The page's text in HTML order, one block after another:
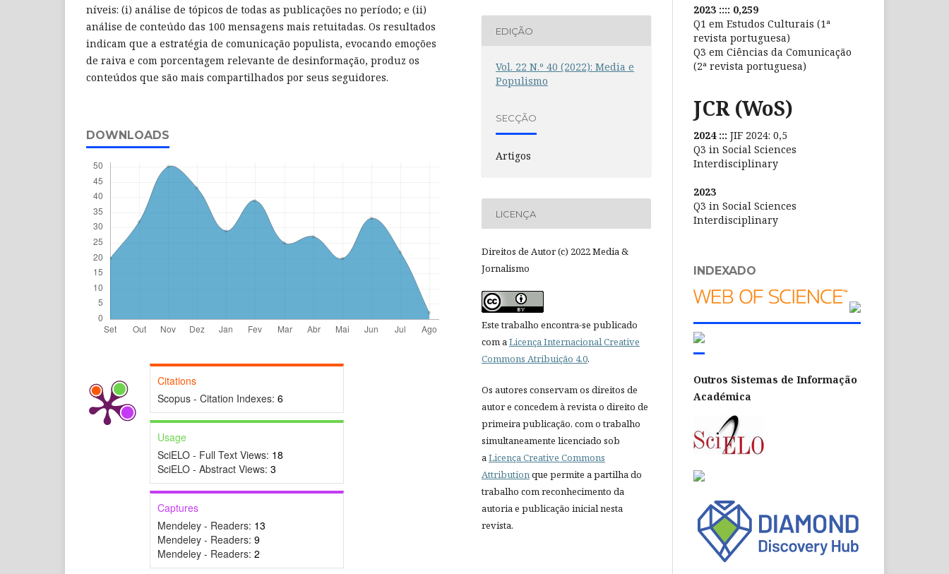
níveis: (i) análise de tópicos de todas as publicações no período; e (ii)
análise de conteúdo das 100 mensagens mais retuitadas. Os resultados
indicam que a estratégia de comunicação populista, evocando emoções
de raiva e com porcentagem relevante de desinformação, produz os
conteúdos que são mais compartilhados por seus seguidores.
DOWNLOADS
Citations
Scopus - Citation Indexes: 6
Usage
SciELO - Full Text Views: 18
SciELO - Abstract Views: 3
Captures
Mendeley - Readers: 13
Mendeley - Readers: 9
Mendeley - Readers: 2
EDIÇÃO
Vol. 22 N.º 40 (2022): Media e
Populismo
SECÇÃO
Artigos
LICENÇA
Direitos de Autor (c) 2022 Media &
Jornalismo
Este trabalho encontra-se publicado
com aLicença Internacional Creative
Commons Atribuição 4.0.
Os autores conservam os direitos de
autor e concedem à revista o direito de
primeira publicação, com o trabalho
simultaneamente licenciado sob
aLicença Creative Commons
Attributionque permite a partilha do
trabalho com reconhecimento da
autoria e publicação inicial nesta
revista.
2023 :::: 0,259
Q1 em Estudos Culturais (1ª
revista portuguesa)
Q3 em Ciências da Comunicação
(2ª revista portuguesa)
JCR (WoS)
2024 ::: JIF 2024: 0,5
Q3 in Social Sciences
Interdisciplinary
2023
Q3 in Social Sciences
Interdisciplinary
INDEXADO
Outros Sistemas de Informação
Académica